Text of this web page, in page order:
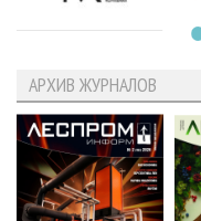
АРХИВ ЖУРНАЛОВ